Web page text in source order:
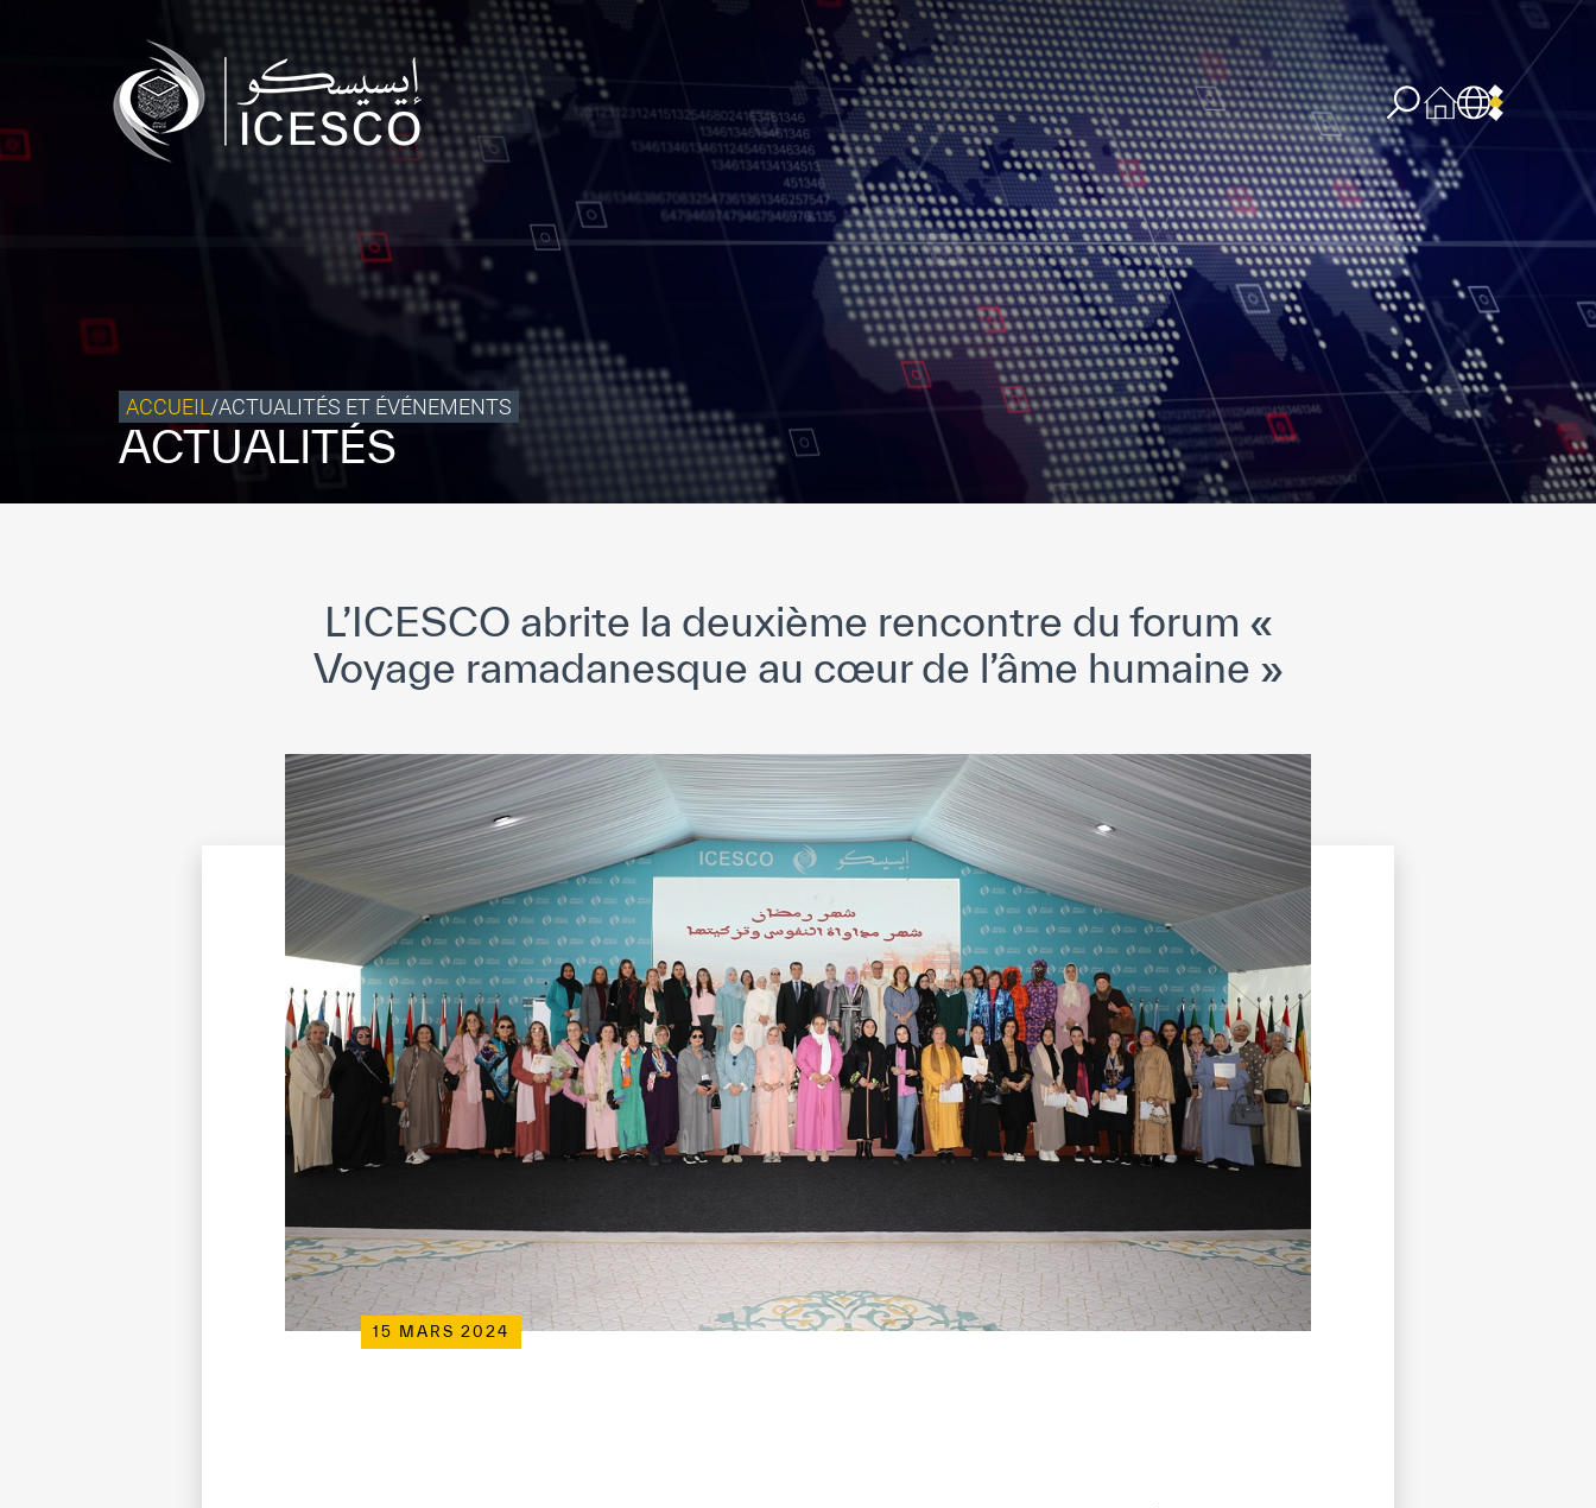
Qui sommes-nous ?
Ce que nous faisons
Notre impact
Données et perspectives
Centre des Médias
S’engager
Politique de confidentialité Politique et procédure concernant l’IA PPSSI Droit d’auteur Clause de non-responsabilité
ACCUEIL /ACTUALITÉS ET ÉVÉNEMENTS
ACTUALITÉS
L’ICESCO abrite la deuxième rencontre du forum «
Voyage ramadanesque au cœur de l’âme humaine »
15 MARS 2024